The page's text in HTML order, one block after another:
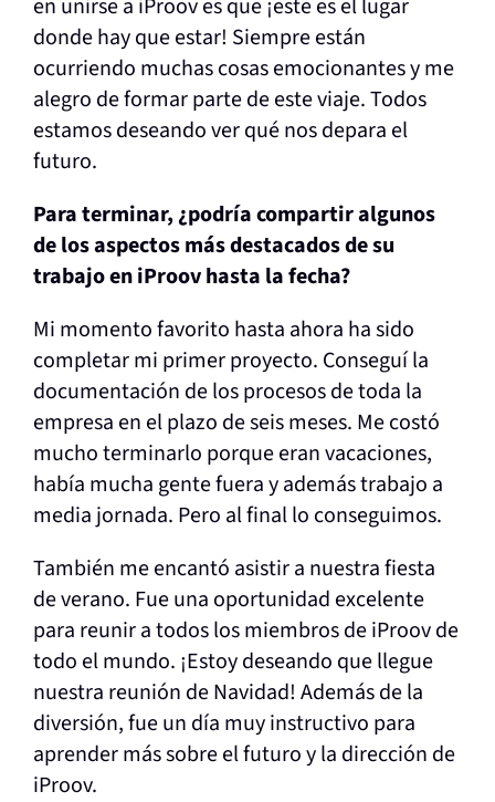
donde hay que estar! Siempre están
ocurriendo muchas cosas emocionantes y me
alegro de formar parte de este viaje. Todos
estamos deseando ver qué nos depara el
futuro.
Para terminar, ¿podría compartir algunos
de los aspectos más destacados de su
trabajo en iProov hasta la fecha?
Mi momento favorito hasta ahora ha sido
completar mi primer proyecto. Conseguí la
documentación de los procesos de toda la
empresa en el plazo de seis meses. Me costó
mucho terminarlo porque eran vacaciones,
había mucha gente fuera y además trabajo a
media jornada. Pero al final lo conseguimos.
También me encantó asistir a nuestra fiesta
de verano. Fue una oportunidad excelente
para reunir a todos los miembros de iProov de
todo el mundo. ¡Estoy deseando que llegue
nuestra reunión de Navidad! Además de la
diversión, fue un día muy instructivo para
aprender más sobre el futuro y la dirección de
iProov.